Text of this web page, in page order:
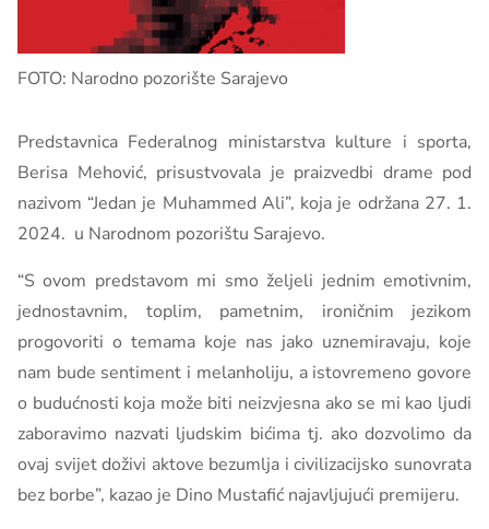
FOTO: Narodno pozorište Sarajevo
Predstavnica Federalnog ministarstva kulture i sporta,
Berisa Mehović, prisustvovala je praizvedbi drame pod
nazivom “Jedan je Muhammed Ali”, koja je održana 27. 1.
2024. u Narodnom pozorištu Sarajevo.
“S ovom predstavom mi smo željeli jednim emotivnim,
jednostavnim, toplim, pametnim, ironičnim jezikom
progovoriti o temama koje nas jako uznemiravaju, koje
nam bude sentiment i melanholiju, a istovremeno govore
o budućnosti koja može biti neizvjesna ako se mi kao ljudi
zaboravimo nazvati ljudskim bićima tj. ako dozvolimo da
ovaj svijet doživi aktove bezumlja i civilizacijsko sunovrata
bez borbe”, kazao je Dino Mustafić najavljujući premijeru.